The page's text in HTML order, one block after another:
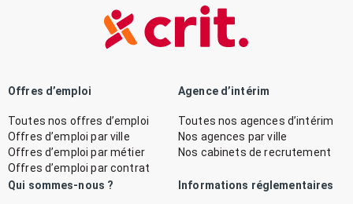
Offres d’emploi
Toutes nos offres d’emploi
Offres d’emploi par ville
Offres d’emploi par métier
Offres d’emploi par contrat
Agence d’intérim
Toutes nos agences d’intérim
Nos agences par ville
Nos cabinets de recrutement
Qui sommes-nous ? Informations réglementaires